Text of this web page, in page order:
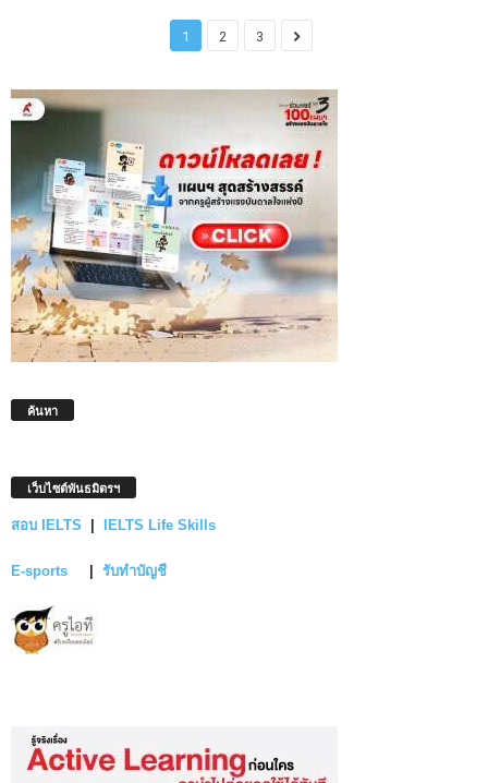
1 2 3
ค้นหา
เว็บไซต์พันธมิตรฯ
สอบ IELTS | IELTS Life Skills
E-sports | รับทำบัญชี